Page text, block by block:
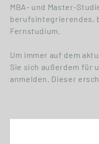
MBA- und Master-
berufsintegrierendes,
Fernstudium.
Um immer auf dem
Sie sich außerdem für
anmelden. Dieser